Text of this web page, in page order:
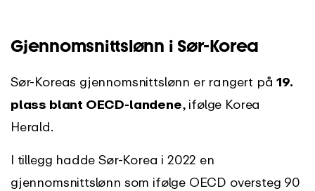
Gjennomsnittslønn i Sør-Korea
Sør-Koreas gjennomsnittslønn er rangert på19.
plass blant OECD-landene, ifølge Korea
Herald.
I tillegg hadde Sør-Korea i 2022 en
gjennomsnittslønn som ifølge OECD oversteg 90